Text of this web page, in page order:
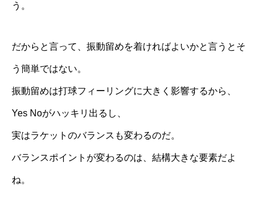
う。
だからと言って、振動留めを着ければよいかと言うとそ
う簡単ではない。
振動留めは打球フィーリングに大きく影響するから、
Yes Noがハッキリ出るし、
実はラケットのバランスも変わるのだ。
バランスポイントが変わるのは、結構大きな要素だよ
ね。